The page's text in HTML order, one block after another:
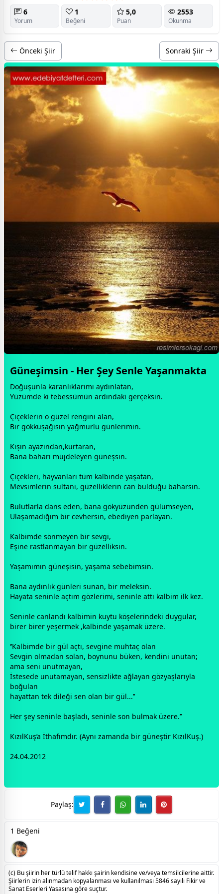
6
Yorum
1
Beğeni
5,0
Puan
2553
Okunma
Önceki Şiir Sonraki Şiir
Güneşimsin - Her Şey Senle Yaşanmakta
Doğuşunla karanlıklarımı aydınlatan,
Yüzümde ki tebessümün ardındaki gerçeksin.
Çiçeklerin o güzel rengini alan,
Bir gökkuşağısın yağmurlu günlerimin.
Kışın ayazından,kurtaran,
Bana baharı müjdeleyen güneşsin.
Çiçekleri, hayvanları tüm kalbinde yaşatan,
Mevsimlerin sultanı, güzelliklerin can bulduğu baharsın.
Bulutlarla dans eden, bana gökyüzünden gülümseyen,
Ulaşamadığım bir cevhersin, ebediyen parlayan.
Kalbimde sönmeyen bir sevgi,
Eşine rastlanmayan bir güzelliksin.
Yaşamımın güneşisin, yaşama sebebimsin.
Bana aydınlık günleri sunan, bir meleksin.
Hayata seninle açtım gözlerimi, seninle attı kalbim ilk kez.
Seninle canlandı kalbimin kuytu köşelerindeki duygular,
birer birer yeşermek ,kalbinde yaşamak üzere.
‘’Kalbimde bir gül açtı, sevgine muhtaç olan
Sevgin olmadan solan, boynunu büken, kendini unutan;
ama seni unutmayan,
İstesede unutamayan, sensizlikte ağlayan gözyaşlarıyla
boğulan
hayattan tek dileği sen olan bir gül...’’
Her şey seninle başladı, seninle son bulmak üzere.’’
KızılKuş’a İthafımdır. (Aynı zamanda bir güneştir KızılKuş.)
24.04.2012
Paylaş:
1 Beğeni
(c) Bu şiirin her türlü telif hakkı şairin kendisine ve/veya temsilcilerine aittir.
Şiirlerin izin alınmadan kopyalanması ve kullanılması 5846 sayılı Fikir ve
Sanat Eserleri Yasasına göre suçtur.